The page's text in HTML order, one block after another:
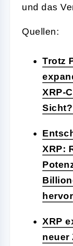
und das
Quellen:
Trotz
XRP-
Sicht?
XRP:
hervor
XRP
neuer